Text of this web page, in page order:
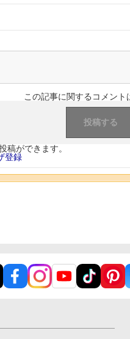
この記事に関するコメント
稿ができます。
登録